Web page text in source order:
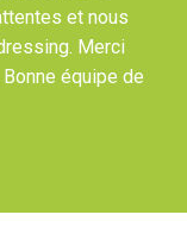
et nous
Merci
équipe de